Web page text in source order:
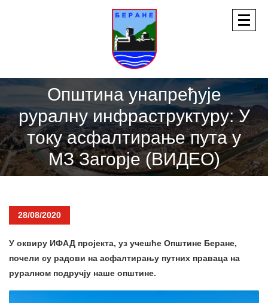
Општина унапређује
руралну инфраструктуру: У
току асфалтирање пута у
МЗ Загорје (ВИДЕО)
28/08/2020
У оквиру ИФАД пројекта, уз учешће Општине Беране,
почели су радови на асфалтирању путних праваца на
руралном подручју наше општине.